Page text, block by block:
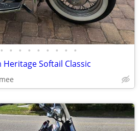
• • • • • • • • •
Softail Classic